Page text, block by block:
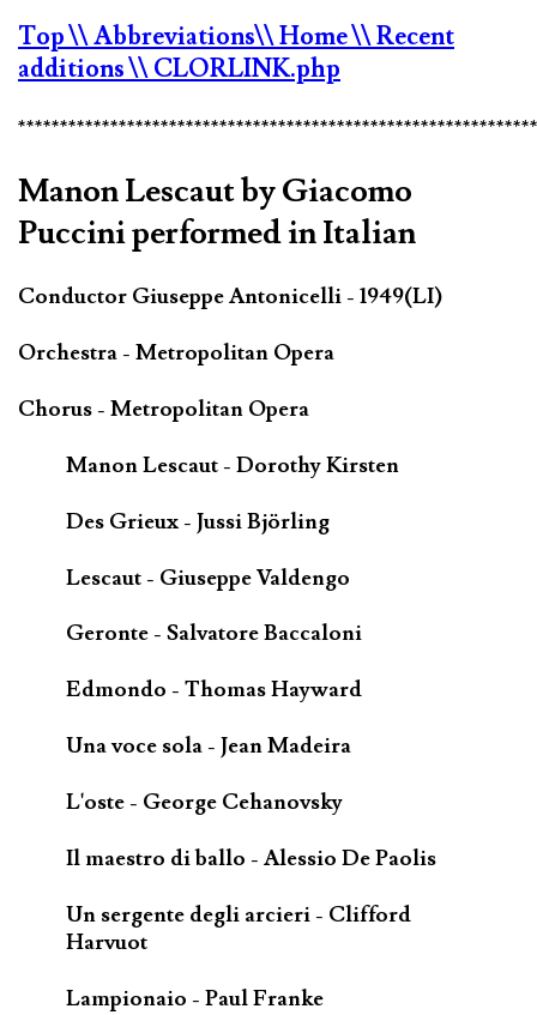
Top\\ Abbreviations\\ Home\\ Recent
additions\\ CLORLINK.php
Manon Lescaut by Giacomo
Puccini performed in Italian
Conductor Giuseppe Antonicelli - 1949(LI)
Orchestra - Metropolitan Opera
Chorus - Metropolitan Opera
Manon Lescaut - Dorothy Kirsten
Des Grieux - Jussi Björling
Lescaut - Giuseppe Valdengo
Geronte - Salvatore Baccaloni
Edmondo - Thomas Hayward
Una voce sola - Jean Madeira
L'oste - George Cehanovsky
Il maestro di ballo - Alessio De Paolis
Un sergente degli arcieri - Clifford
Harvuot
Lampionaio - Paul Franke